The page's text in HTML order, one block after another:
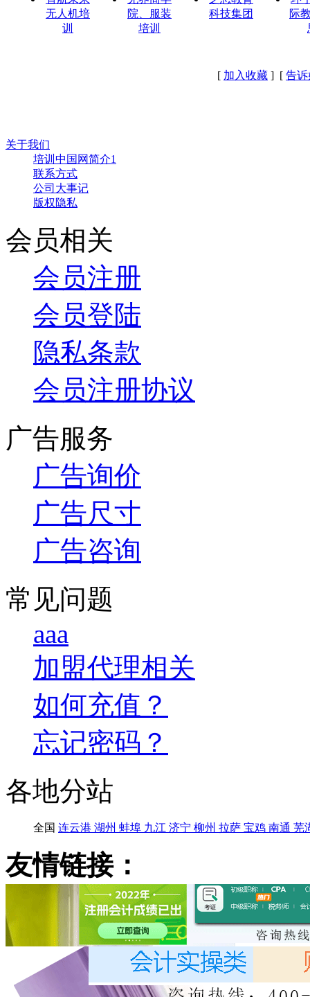
无人机培
训
院、服装
培训
科技集团
际
[ 加入收藏 ] [ 告
关于我们
培训中国网简介1
联系方式
公司大事记
版权隐私
会员相关
会员注册
会员登陆
隐私条款
会员注册协议
广告服务
广告询价
广告尺寸
广告咨询
常见问题
aaa
加盟代理相关
如何充值？
忘记密码？
各地分站
全国 连云港 湖州 蚌埠 九江 济宁 柳州 拉萨 宝鸡 南通 芜
友情链接：